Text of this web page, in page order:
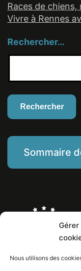
Nous utilisons des
Races de
Vivre à Rennes
Rechercher…
Sommaire